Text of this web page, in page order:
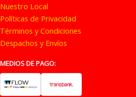
Nuestro Local
Políticas de Privacidad
Términos y Condiciones
Despachos y Envíos
MEDIOS DE PAGO: